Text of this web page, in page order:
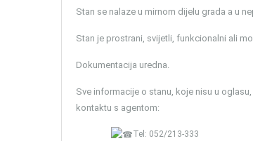
Stan se nalaze u mirnom dijelu grada a u
Stan je prostrani, svijetli, funkcionalni ali
Dokumentacija uredna.
Sve informacije o stanu, koje nisu u
kontaktu s agentom:
Tel: 052/213-333